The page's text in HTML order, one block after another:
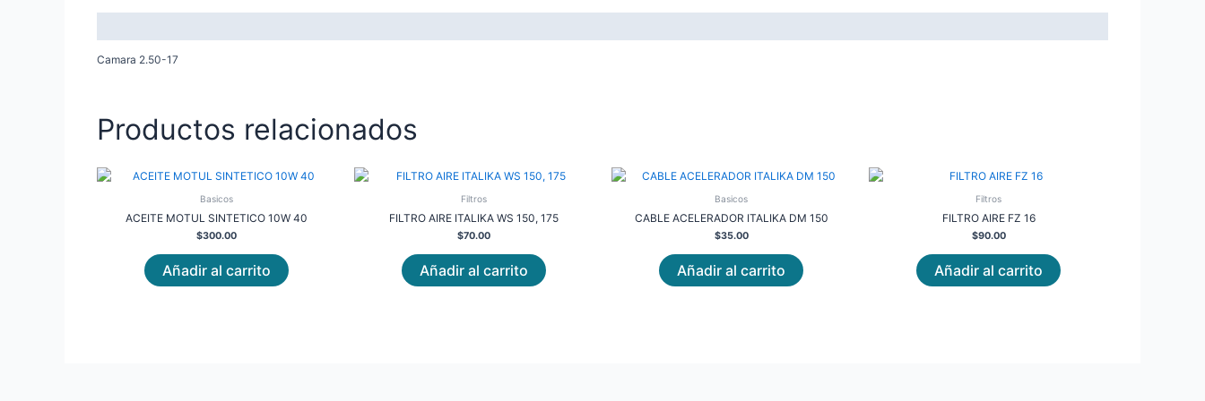
Camara 2.50-17
Productos relacionados
Basicos
ACEITE MOTUL SINTETICO 10W 40
$300.00
Añadir al carrito
Filtros
FILTRO AIRE ITALIKA WS 150, 175
$70.00
Añadir al carrito
Basicos
CABLE ACELERADOR ITALIKA DM 150
$35.00
Añadir al carrito
Filtros
FILTRO AIRE FZ 16
$90.00
Añadir al carrito